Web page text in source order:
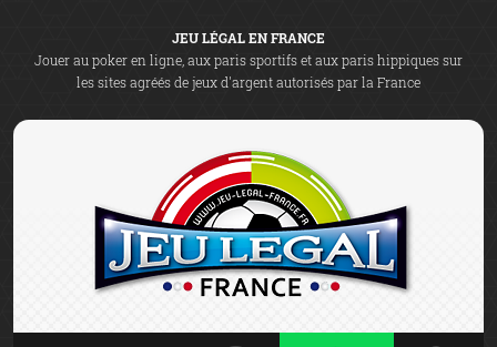
JEU LÉGAL EN FRANCE
Jouer au poker en ligne, aux paris sportifs et aux paris hippiques sur
les sites agréés de jeux d'argent autorisés par la France